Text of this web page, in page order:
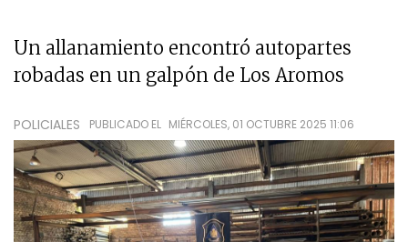
Un allanamiento encontró autopartes
robadas en un galpón de Los Aromos
POLICIALES PUBLICADO EL MIÉRCOLES, 01 OCTUBRE 2025 11:06